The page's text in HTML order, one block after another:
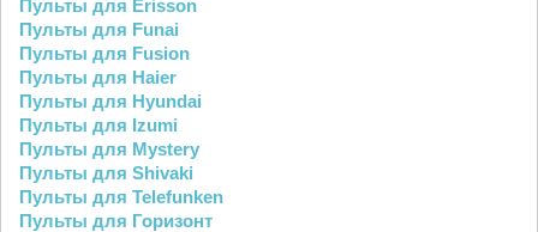
Пульты для Erisson
Пульты для Funai
Пульты для Fusion
Пульты для Haier
Пульты для Hyundai
Пульты для Izumi
Пульты для Mystery
Пульты для Shivaki
Пульты для Telefunken
Пульты для Горизонт